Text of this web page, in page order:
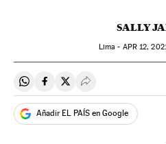
SALLY
Lima - APR12,
Compartir en Whatsapp
Compartir en Facebook
Compartir en Twitter
Desplegar Redes
Añadir EL PAÍS en Google